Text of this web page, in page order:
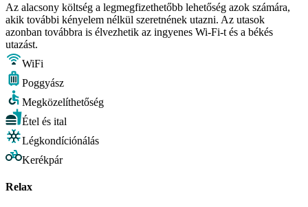
Az alacsony költség a legmegfizethetőbb lehetőség azok számára,
akik további kényelem nélkül szeretnének utazni. Az utasok
azonban továbbra is élvezhetik az ingyenes Wi-Fi-t és a békés
utazást.
WiFi
Poggyász
Megközelíthetőség
Étel és ital
Légkondíciónálás
Kerékpár
Relax